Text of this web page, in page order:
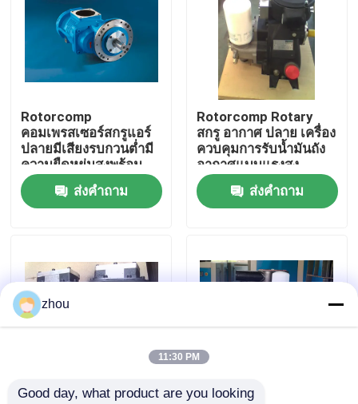
ทัวร์โรงงาน
ควบคุมคุณภาพ
ข่าว
ขอใบเสนอราคา
Rotorcomp
คอมเพรสเซอร์สกรูแอร์
ปลายมีเสียงรบกวนต่ำมี
ความยืดหยุ่นสูงพร้อม
เกียร์ภายใน
ส่งคำถาม
Rotorcomp Rotary
สกรู อากาศ ปลาย เครื่อง
ควบคุมการรับนํ้ามันถัง
อากาศแบบแรงสูง
ส่งคำถาม
คอมเพรสเซอร์เครื่องอัด NK160 สกรู
zhou
11:30 PM
Good day, what product are you looking